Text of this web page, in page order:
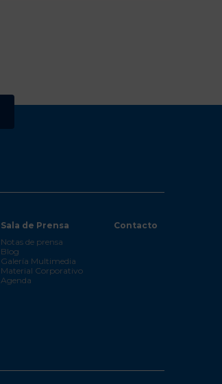
Sala de Prensa
Notas de prensa
Blog
Galería Multimedia
Material Corporativo
Agenda
Contacto